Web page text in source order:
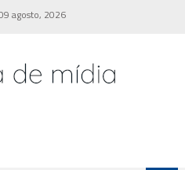
agosto, 2026